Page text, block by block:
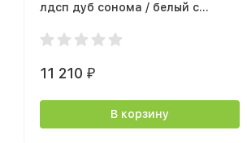
лдсп дуб сонома / белый с
11 210₽
В корзину